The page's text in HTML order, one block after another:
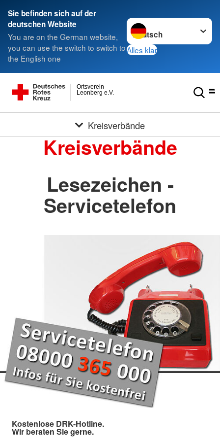
Sie befinden sich auf der
deutschen Website
You are on the German website,
you can use the switch to switch to
the English one
Sprache wechseln zu
Alles klar
Leonberg e.V.
Ortsverein
Kreisverbände
Kreisverbände
Lesezeichen -
Servicetelefon
Kostenlose DRK-Hotline.
Wir beraten Sie gerne.